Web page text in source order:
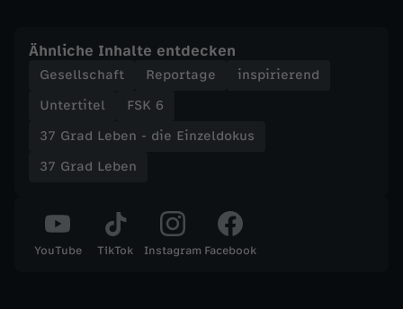
w
e
r
s
Ähnliche Inhalte entdecken
Gesellschaft Reportage
inspirierend
Untertitel
FSK 6
37 Grad Leben - die Einzeldokus
37 Grad Leben
YouTube TikTok Instagram Facebook